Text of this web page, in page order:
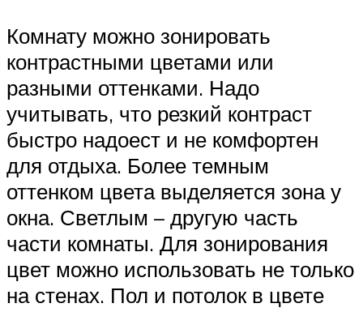
Комнату можно зонировать
контрастными цветами или
разными оттенками. Надо
учитывать, что резкий контраст
быстро надоест и не комфортен
для отдыха. Более темным
оттенком цвета выделяется зона у
окна. Светлым – другую часть
части комнаты. Для зонирования
цвет можно использовать не только
на стенах. Пол и потолок в цвете